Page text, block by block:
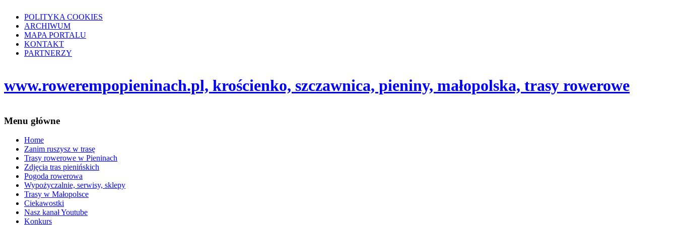
POLITYKA COOKIES
ARCHIWUM
MAPA PORTALU
KONTAKT
PARTNERZY
www.rowerempopieninach.pl, krościenko, szczawnica, pieniny, małopolska, trasy rowerowe
Menu główne
Home
Zanim ruszysz w trasę
Trasy rowerowe w Pieninach
Zdjęcia tras pienińskich
Pogoda rowerowa
Wypożyczalnie, serwisy, sklepy
Trasy w Małopolsce
Ciekawostki
Nasz kanał Youtube
Konkurs